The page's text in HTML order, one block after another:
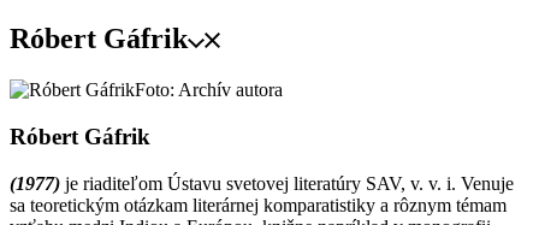
Róbert Gáfrik
Foto: Archív autora
Róbert Gáfrik
(1977) je riaditeľom Ústavu svetovej literatúry SAV, v. v. i. Venuje
sa teoretickým otázkam literárnej komparatistiky a rôznym témam